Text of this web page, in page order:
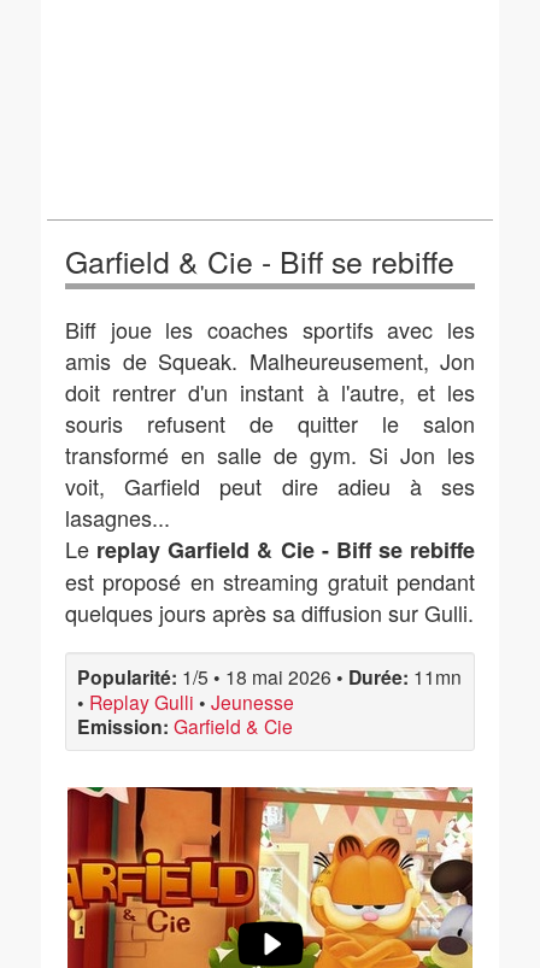
Garfield & Cie - Biff se rebiffe
Biff joue les coaches sportifs avec les
amis de Squeak. Malheureusement, Jon
doit rentrer d'un instant à l'autre, et les
souris refusent de quitter le salon
transformé en salle de gym. Si Jon les
voit, Garfield peut dire adieu à ses
lasagnes...
Le replay Garfield & Cie - Biff se rebiffe
est proposé en streaming gratuit pendant
quelques jours après sa diffusion sur Gulli.
Popularité: 1/5 • 18 mai 2026 • Durée: 11mn
• Replay Gulli • Jeunesse
Emission: Garfield & Cie